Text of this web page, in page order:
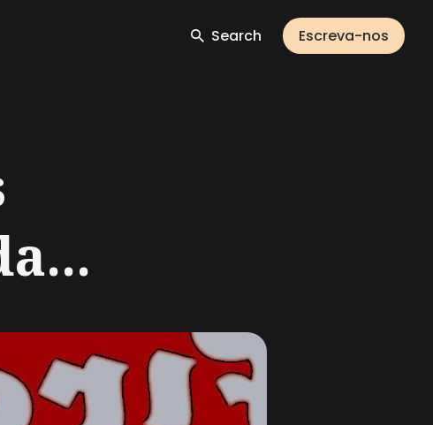
Search Escreva-nos